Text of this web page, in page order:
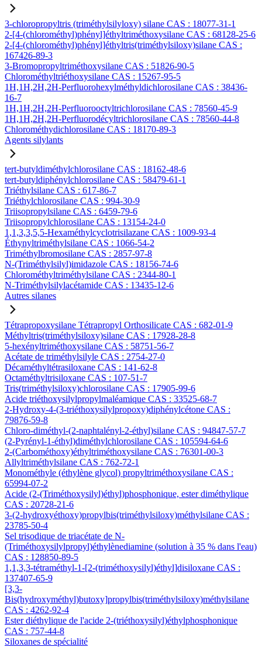
3-chloropropyltris (triméthylsilyloxy) silane CAS : 18077-31-1
2-[4-(chlorométhyl)phényl]éthyltriméthoxysilane CAS : 68128-25-6
2-[4-(chlorométhyl)phényl]éthyltris(triméthylsiloxy)silane CAS :
167426-89-3
3-Bromopropyltriméthoxysilane CAS : 51826-90-5
Chlorométhyltriéthoxysilane CAS : 15267-95-5
1H,1H,2H,2H-Perfluorohexylméthyldichlorosilane CAS : 38436-
16-7
1H,1H,2H,2H-Perfluorooctyltrichlorosilane CAS : 78560-45-9
1H,1H,2H,2H-Perfluorodécyltrichlorosilane CAS : 78560-44-8
Chlorométhydichlorosilane CAS : 18170-89-3
Agents silylants
tert-butyldiméthylchlorosilane CAS : 18162-48-6
tert-butyldiphénylchlorosilane CAS : 58479-61-1
Triéthylsilane CAS : 617-86-7
Triéthylchlorosilane CAS : 994-30-9
Triisopropylsilane CAS : 6459-79-6
Triisopropylchlorosilane CAS : 13154-24-0
1,1,3,3,5,5-Hexaméthylcyclotrisilazane CAS : 1009-93-4
Éthynyltriméthylsilane CAS : 1066-54-2
Triméthylbromosilane CAS : 2857-97-8
N-(Triméthylsilyl)imidazole CAS : 18156-74-6
Chlorométhyltriméthylsilane CAS : 2344-80-1
N-Triméthylsilylacétamide CAS : 13435-12-6
Autres silanes
Tétrapropoxysilane Tétrapropyl Orthosilicate CAS : 682-01-9
Méthyltris(triméthylsiloxy)silane CAS : 17928-28-8
5-hexényltriméthoxysilane CAS : 58751-56-7
Acétate de triméthylsilyle CAS : 2754-27-0
Décaméthyltétrasiloxane CAS : 141-62-8
Octaméthyltrisiloxane CAS : 107-51-7
Tris(triméthylsiloxy)chlorosilane CAS : 17905-99-6
Acide triéthoxysilylpropylmaléamique CAS : 33525-68-7
2-Hydroxy-4-(3-triéthoxysilylpropoxy)diphénylcétone CAS :
79876-59-8
Chloro-diméthyl-(2-naphtalényl-2-éthyl)silane CAS : 94847-57-7
(2-Pyrényl-1-éthyl)diméthylchlorosilane CAS : 105594-64-6
2-(Carbométhoxy)éthyltriméthoxysilane CAS : 76301-00-3
Allyltriméthylsilane CAS : 762-72-1
Monométhyle (éthylène glycol) propyltriméthoxysilane CAS :
65994-07-2
Acide (2-(Triméthoxysilyl)éthyl)phosphonique, ester diméthylique
CAS : 20728-21-6
3-(2-hydroxyéthoxy)propylbis(triméthylsiloxy)méthylsilane CAS :
23785-50-4
Sel trisodique de triacétate de N-
(Triméthoxysilylpropyl)éthylènediamine (solution à 35 % dans l'eau)
CAS : 128850-89-5
1,1,3,3-tétraméthyl-1-[2-(triméthoxysilyl)éthyl]disiloxane CAS :
137407-65-9
[3,3-
Bis(hydroxyméthyl)butoxy]propylbis(triméthylsiloxy)méthylsilane
CAS : 4262-92-4
Ester diéthylique de l'acide 2-(triéthoxysilyl)éthylphosphonique
CAS : 757-44-8
Siloxanes de spécialité